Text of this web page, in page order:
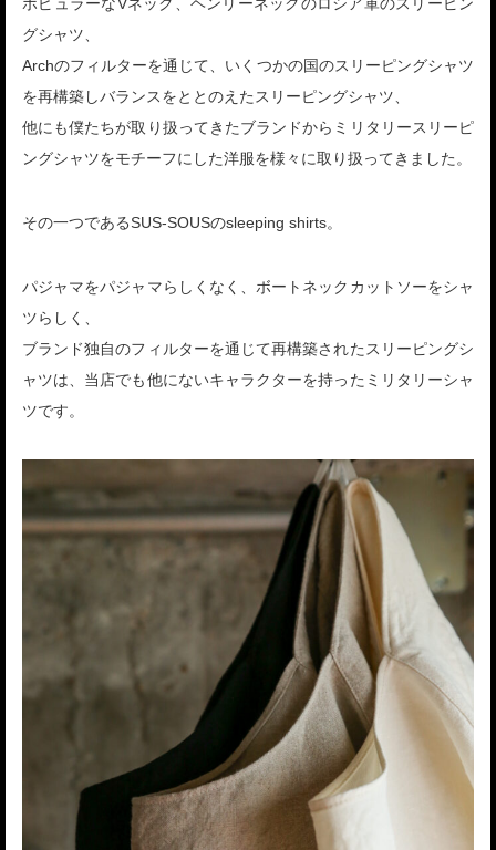
グシャツ、
Archのフィルターを通じて、いくつかの国のスリーピングシャツ
を再構築しバランスをととのえたスリーピングシャツ、
他にも僕たちが取り扱ってきたブランドからミリタリースリーピ
ングシャツをモチーフにした洋服を様々に取り扱ってきました。
その一つであるSUS-SOUSのsleeping shirts。
パジャマをパジャマらしくなく、ボートネックカットソーをシャ
ツらしく、
ブランド独自のフィルターを通じて再構築されたスリーピングシ
ャツは、当店でも他にないキャラクターを持ったミリタリーシャ
ツです。